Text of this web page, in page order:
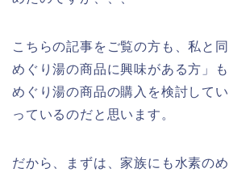
こちらの記事をご覧の方も、私と
めぐり湯の商品に興味がある方」
めぐり湯の商品の購入を検討して
っているのだと思います。
だから、まずは、家族にも水素の